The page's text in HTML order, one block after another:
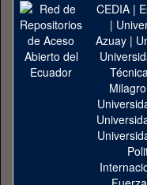
CEDIA|
|
Azuay|
Milagro